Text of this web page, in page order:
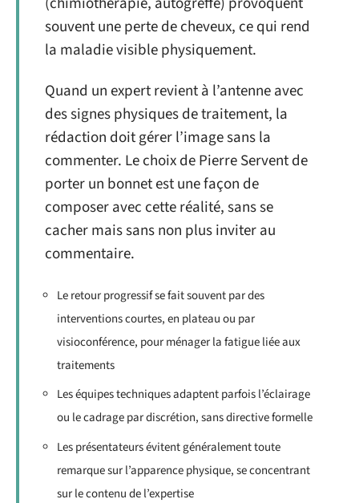
souvent une perte de cheveux, ce qui rend
la maladie visible physiquement.
Quand un expert revient à l’antenne avec
des signes physiques de traitement, la
rédaction doit gérer l’image sans la
commenter. Le choix de Pierre Servent de
porter un bonnet est une façon de
composer avec cette réalité, sans se
cacher mais sans non plus inviter au
commentaire.
Le retour progressif se fait souvent par des
interventions courtes, en plateau ou par
visioconférence, pour ménager la fatigue liée aux
traitements
Les équipes techniques adaptent parfois l’éclairage
ou le cadrage par discrétion, sans directive formelle
Les présentateurs évitent généralement toute
remarque sur l’apparence physique, se concentrant
sur le contenu de l’expertise